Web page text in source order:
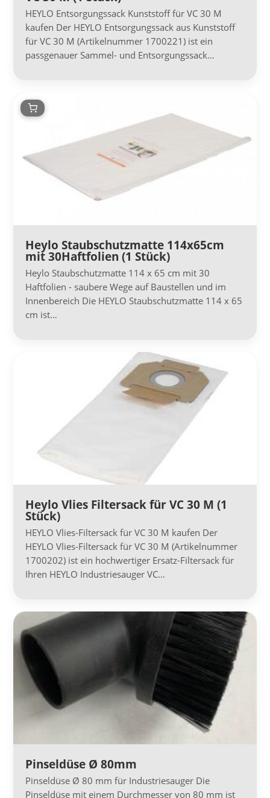
HEYLO Entsorgungssack Kunststoff für VC 30 M
kaufen Der HEYLO Entsorgungssack aus Kunststoff
für VC 30 M (Artikelnummer 1700221) ist ein
passgenauer Sammel- und Entsorgungssack…
Heylo Staubschutzmatte 114x65cm
mit 30Haftfolien (1 Stück)
Heylo Staubschutzmatte 114 x 65 cm mit 30
Haftfolien - saubere Wege auf Baustellen und im
Innenbereich Die HEYLO Staubschutzmatte 114 x 65
cm ist…
Heylo Vlies Filtersack für VC 30 M (1
Stück)
HEYLO Vlies-Filtersack für VC 30 M kaufen Der
HEYLO Vlies-Filtersack für VC 30 M (Artikelnummer
1700202) ist ein hochwertiger Ersatz-Filtersack für
Ihren HEYLO Industriesauger VC…
Pinseldüse Ø 80mm
Pinseldüse Ø 80 mm für Industriesauger Die
Pinseldüse mit einem Durchmesser von 80 mm ist